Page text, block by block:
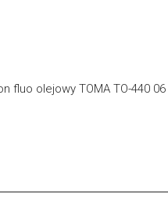
fluo olejowy TOMA TO-440 06